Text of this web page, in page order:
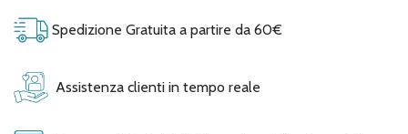
Spedizione Gratuita a partire da 60€
Assistenza clienti in tempo reale